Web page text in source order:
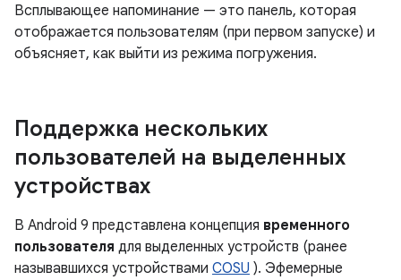
Всплывающее напоминание — это панель, которая
отображается пользователям (при первом запуске) и
объясняет, как выйти из режима погружения.
Поддержка нескольких
пользователей на выделенных
устройствах
В Android 9 представлена ​​концепция временного
пользователя для выделенных устройств (ранее
называвшихся устройствами COSU ). Эфемерные